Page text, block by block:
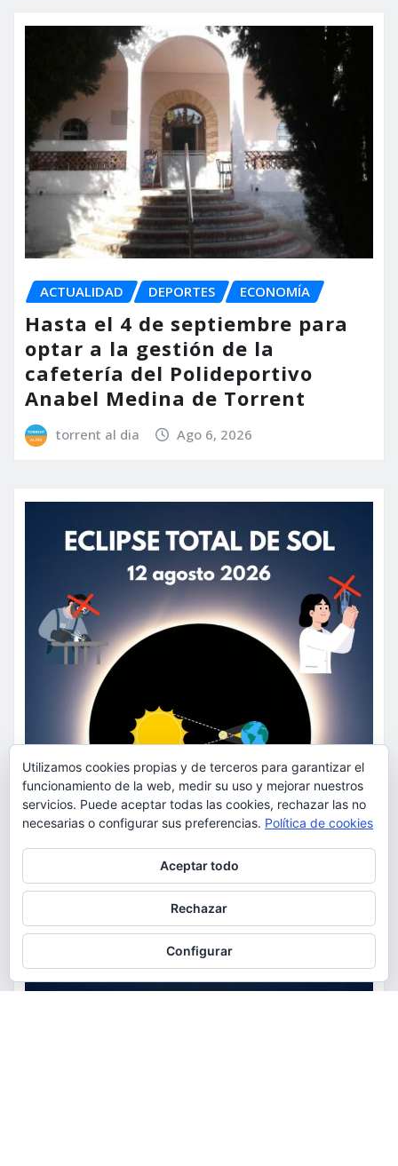
ACTUALIDAD DEPORTES ECONOMÍA
Hasta el 4 de septiembre para
optar a la gestión de la
cafetería del Polideportivo
Anabel Medina de Torrent
torrent al dia Ago 6, 2026
Utilizamos cookies propias y de terceros para garantizar el
funcionamiento de la web, medir su uso y mejorar nuestros
servicios. Puede aceptar todas las cookies, rechazar las no
necesarias o configurar sus preferencias. Política de cookies
Aceptar todo
Rechazar
Configurar
Para obtener más información, incluido cómo gestionar las cookies,